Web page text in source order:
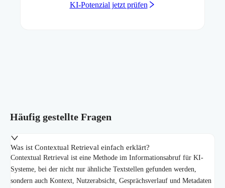
KI-Potenzial jetzt prüfen
Häufig gestellte Fragen
Was ist Contextual Retrieval einfach erklärt?
Contextual Retrieval ist eine Methode im Informationsabruf für KI-
Systeme, bei der nicht nur ähnliche Textstellen gefunden werden,
sondern auch Kontext, Nutzerabsicht, Gesprächsverlauf und Metadaten